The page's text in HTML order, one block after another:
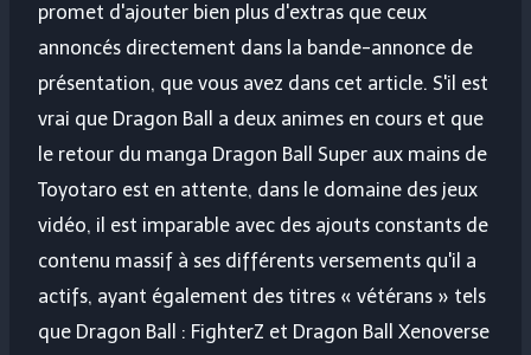
promet d'ajouter bien plus d'extras que ceux
annoncés directement dans la bande-annonce de
présentation, que vous avez dans cet article. S'il est
vrai que Dragon Ball a deux animes en cours et que
le retour du manga Dragon Ball Super aux mains de
Toyotaro est en attente, dans le domaine des jeux
vidéo, il est imparable avec des ajouts constants de
contenu massif à ses différents versements qu'il a
actifs, ayant également des titres « vétérans » tels
que Dragon Ball : FighterZ et Dragon Ball Xenoverse